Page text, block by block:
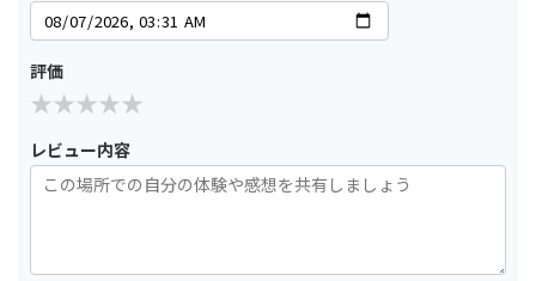
評価
レビュー内容